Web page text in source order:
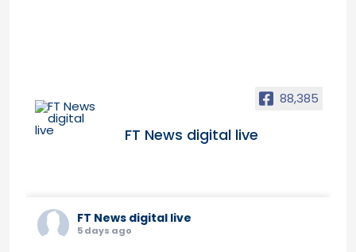
88,385
FT News digital live
FT News digital live
5 days ago